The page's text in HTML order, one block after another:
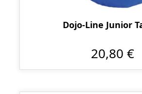
Dojo-Line Junior
20,80 €